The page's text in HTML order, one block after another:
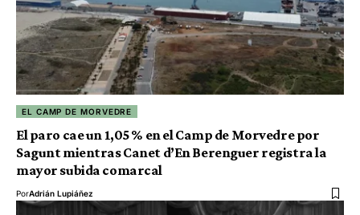
EL CAMP DE MORVEDRE
El paro cae un 1,05 % en el Camp de Morvedre por
Sagunt mientras Canet d’En Berenguer registra la
mayor subida comarcal
PorAdrián Lupiáñez